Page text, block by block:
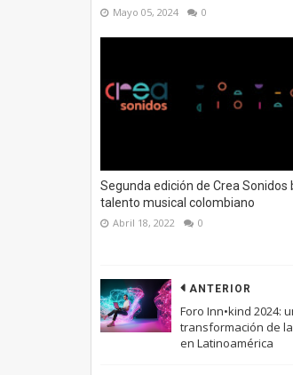
Mayo 05, 2024 0
Segunda edición de Crea Sonidos
talento musical colombiano
Abril 18, 2022 0
ANTERIOR
Foro Inn•kind 2024:
transformación de
en Latinoamérica